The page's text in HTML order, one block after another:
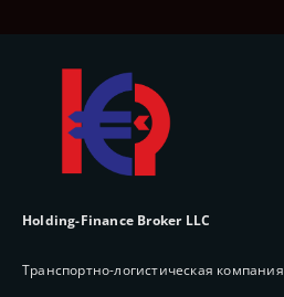
Holding-Finance Broker LLC
Транспортно-логистическая компания